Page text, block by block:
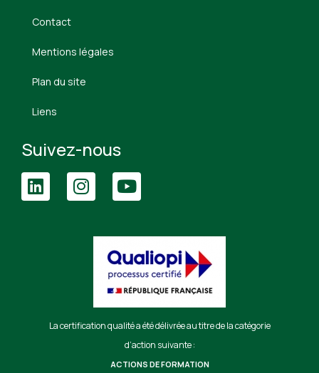
Contact
Mentions légales
Plan du site
Liens
Suivez-nous
La certification qualité a été délivrée au titre de la catégorie
d’action suivante :
ACTIONS DE FORMATION